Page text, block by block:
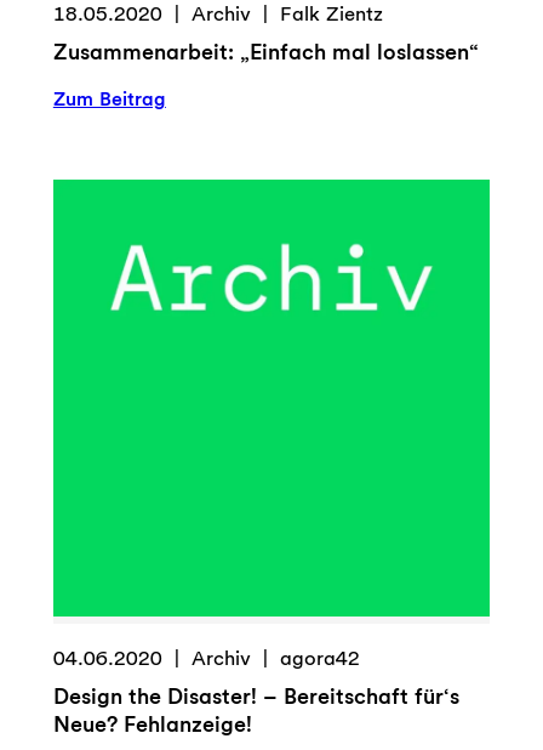
18.05.2020 Archiv Falk Zientz
Zusammenarbeit: „Einfach mal loslassen“
Zum Beitrag:
mal
04.06.2020 Archiv agora42
Design the Disaster! – Bereitschaft für‘s
Neue? Fehlanzeige!